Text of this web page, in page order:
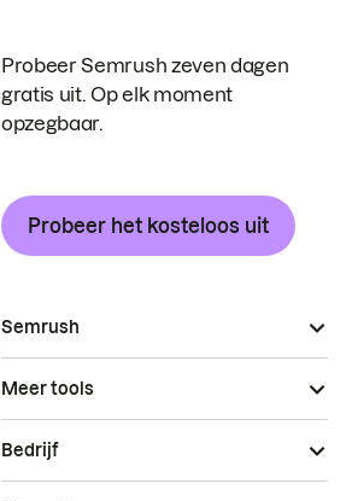
Probeer Semrush zeven dagen
gratis uit. Op elk moment
opzegbaar.
Probeer het kosteloos uit
Semrush
Meer tools
Bedrijf